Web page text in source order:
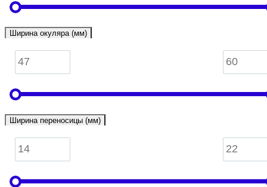
Ширина окуляра (мм)
Ширина переносицы (мм)